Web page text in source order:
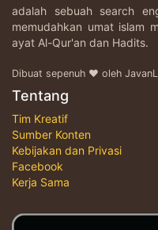
adalah sebuah search
memudahkan umat islam
ayat Al-Qur'an dan Hadits.
Dibuat sepenuh ♥ oleh
Tentang
Tim Kreatif
Sumber Konten
Kebijakan dan Privasi
Facebook
Kerja Sama